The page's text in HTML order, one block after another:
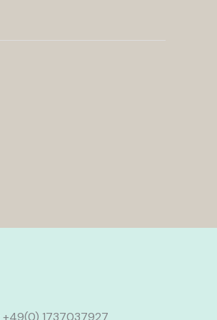
+49(0) 1737037927